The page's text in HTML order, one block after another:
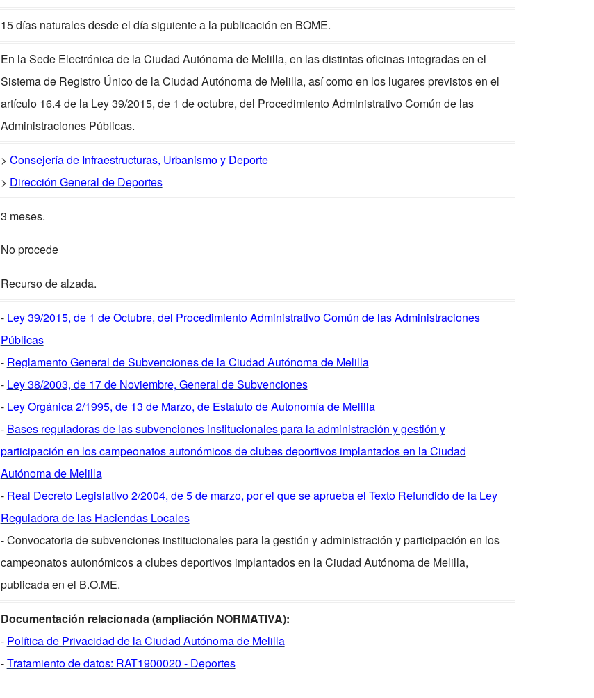
15 días naturales desde el día siguiente a la publicación en BOME.
En la Sede Electrónica de la Ciudad Autónoma de Melilla, en las distintas oficinas integradas en el
Sistema de Registro Único de la Ciudad Autónoma de Melilla, así como en los lugares previstos en el
artículo 16.4 de la Ley 39/2015, de 1 de octubre, del Procedimiento Administrativo Común de las
Administraciones Públicas.
> Consejería de Infraestructuras, Urbanismo y Deporte
> Dirección General de Deportes
3 meses.
No procede
Recurso de alzada.
- Ley 39/2015, de 1 de Octubre, del Procedimiento Administrativo Común de las Administraciones
Públicas
- Reglamento General de Subvenciones de la Ciudad Autónoma de Melilla
- Ley 38/2003, de 17 de Noviembre, General de Subvenciones
- Ley Orgánica 2/1995, de 13 de Marzo, de Estatuto de Autonomía de Melilla
- Bases reguladoras de las subvenciones institucionales para la administración y gestión y
participación en los campeonatos autonómicos de clubes deportivos implantados en la Ciudad
Autónoma de Melilla
- Real Decreto Legislativo 2/2004, de 5 de marzo, por el que se aprueba el Texto Refundido de la Ley
Reguladora de las Haciendas Locales
- Convocatoria de subvenciones institucionales para la gestión y administración y participación en los
campeonatos autonómicos a clubes deportivos implantados en la Ciudad Autónoma de Melilla,
publicada en el B.O.ME.
Documentación relacionada (ampliación NORMATIVA):
- Política de Privacidad de la Ciudad Autónoma de Melilla
-Tratamiento de datos: RAT1900020 - Deportes